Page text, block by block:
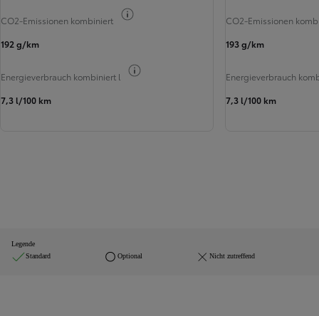
CO2-Emissionen kombiniert
192 g/km
Energieverbrauch kombiniert l
7,3 l/100 km
CO2-Emissionen
193 g/km
Energieverbrauch
7,3 l/100 km
Legende
Standard
Optional Nicht zutreffend